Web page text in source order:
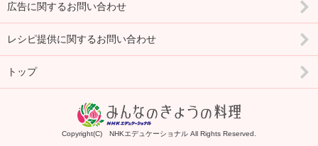
広告に関するお問い合わせ
レシピ提供に関するお問い合わせ
トップ
Copyright(C) NHKエデュケーショナル All Rights Reserved.